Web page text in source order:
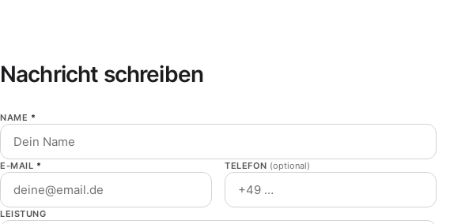
Nachricht schreiben
NAME *
E-MAIL * TELEFON (optional)
LEISTUNG